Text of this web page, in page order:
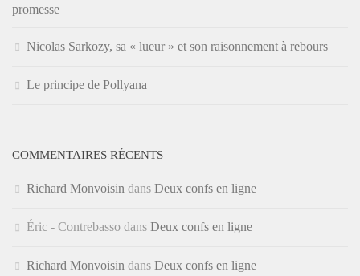
promesse
Nicolas Sarkozy, sa « lueur » et son raisonnement à rebours
Le principe de Pollyana
COMMENTAIRES RÉCENTS
Richard Monvoisin dans Deux confs en ligne
Éric - Contrebasso dans Deux confs en ligne
Richard Monvoisin dans Deux confs en ligne